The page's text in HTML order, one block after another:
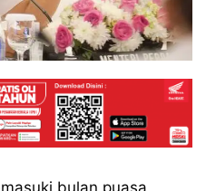
bulan puasa